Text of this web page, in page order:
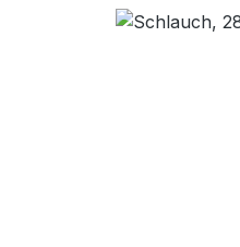
Bildergalerie überspringen